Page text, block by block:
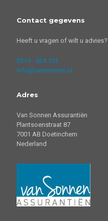
Contact gegevens
Heeft u vragen of wilt u
0314 - 624 133
info@vansonnen.nl
Adres
Van Sonnen Assurantiën
Plantsoenstraat 87
7001 AB Doetinchem
Nederland